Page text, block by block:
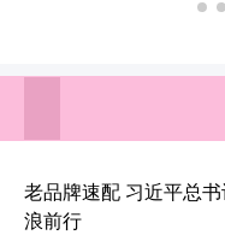
老品牌速配 习近平总
浪前行